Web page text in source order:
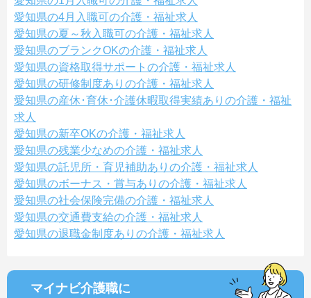
愛知県の4月入職可の介護・福祉求人
愛知県の夏～秋入職可の介護・福祉求人
愛知県のブランクOKの介護・福祉求人
愛知県の資格取得サポートの介護・福祉求人
愛知県の研修制度ありの介護・福祉求人
愛知県の産休･育休･介護休暇取得実績ありの介護・福祉
求人
愛知県の新卒OKの介護・福祉求人
愛知県の残業少なめの介護・福祉求人
愛知県の託児所・育児補助ありの介護・福祉求人
愛知県のボーナス・賞与ありの介護・福祉求人
愛知県の社会保険完備の介護・福祉求人
愛知県の交通費支給の介護・福祉求人
愛知県の退職金制度ありの介護・福祉求人
マイナビ介護職に